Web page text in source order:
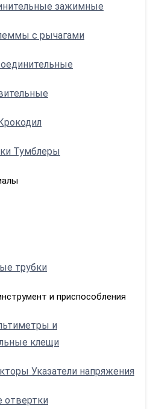
зажимные
с рычагами
Тумблеры
трубки
и приспособления
и
клещи
Указатели напряжения
отвертки